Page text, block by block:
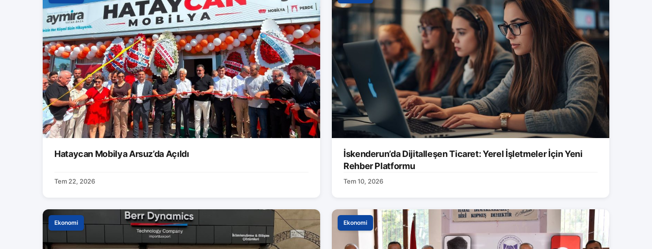
Hataycan Mobilya Arsuz’da Açıldı
Tem 22, 2026
İskenderun’da Dijitalleşen Ticaret: Yerel İşletmeler İçin Yeni
Rehber Platformu
Tem 10, 2026
Ekonomi Ekonomi